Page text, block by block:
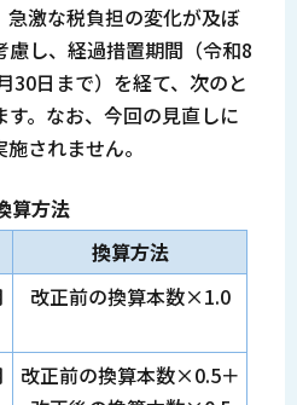
急激な税負担の変化が及ぼ
し、経過措置期間（令和8
30日まで）を経て、次のと
。なお、今回の見直しに
されません。
算方法
換算方法
改正前の換算本数×1.0
改正前の換算本数×0.5＋